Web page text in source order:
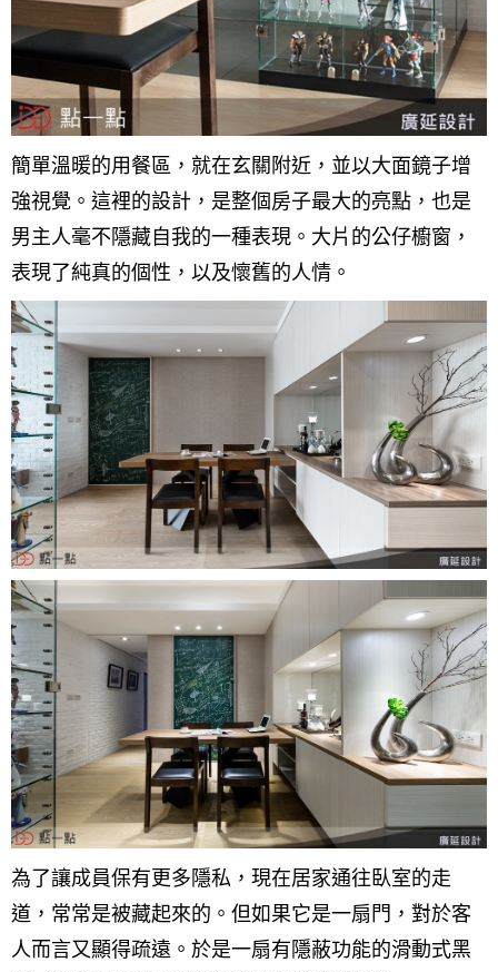
簡單溫暖的用餐區，就在玄關附近，並以大面鏡子增
強視覺。這裡的設計，是整個房子最大的亮點，也是
男主人毫不隱藏自我的一種表現。 大片的公仔櫥窗，
表現了純真的個性，以及懷舊的人情。
為了讓成員保有更多隱私，現在居家通往臥室的走
道，常常是被藏起來的。但如果它是一扇門，對於客
人而言又顯得疏遠。於是一扇有隱蔽功能的滑動式黑